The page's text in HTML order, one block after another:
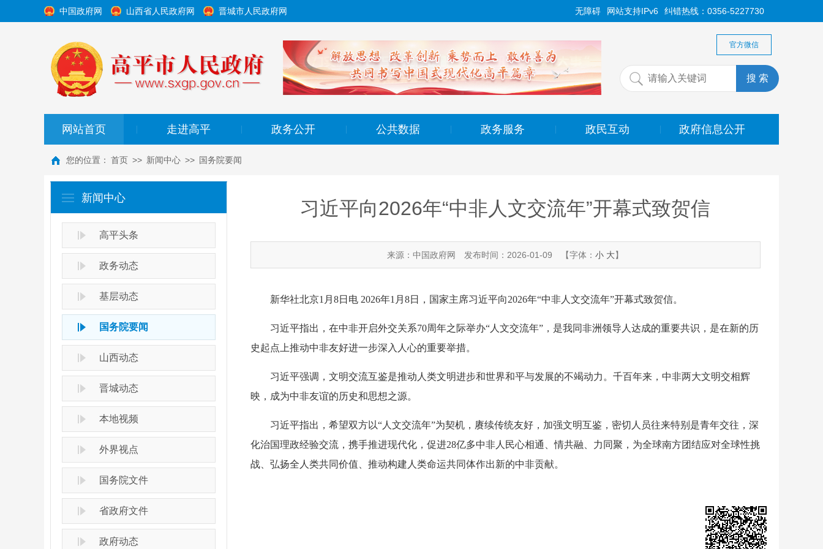
中国政府网 山西省人民政府网 晋城市人民政府网 纠错热线：0356-5227730
网站支持IPv6
无障碍
官方微信
网站首页 走进高平 政务公开 公共数据 政务服务 政民互动 政府信息公开
您的位置： 首页 >> 新闻中心 >> 国务院要闻
新闻中心
高平头条
政务动态
基层动态
国务院要闻
山西动态
晋城动态
本地视频
外界视点
国务院文件
省政府文件
政府动态
习近平向2026年“中非人文交流年”开幕式致贺信
来源：中国政府网 发布时间：2026-01-09 【字体：小 大】
新华社北京1月8日电 2026年1月8日，国家主席习近平向2026年“中非人文交流年”开幕式致贺信。
习近平指出，在中非开启外交关系70周年之际举办“人文交流年”，是我同非洲领导人达成的重要共识，是在新的历
史起点上推动中非友好进一步深入人心的重要举措。
习近平强调，文明交流互鉴是推动人类文明进步和世界和平与发展的不竭动力。千百年来，中非两大文明交相辉
映，成为中非友谊的历史和思想之源。
习近平指出，希望双方以“人文交流年”为契机，赓续传统友好，加强文明互鉴，密切人员往来特别是青年交往，深
化治国理政经验交流，携手推进现代化，促进28亿多中非人民心相通、情共融、力同聚，为全球南方团结应对全球性挑
战、弘扬全人类共同价值、推动构建人类命运共同体作出新的中非贡献。